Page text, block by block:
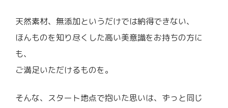
天然素材、無添加というだけでは納得できない、
ほんものを知り尽くした高い美意識をお持ちの方に
も、
ご満足いただけるものを。
そんな、スタート地点で抱いた思いは、ずっと同じ